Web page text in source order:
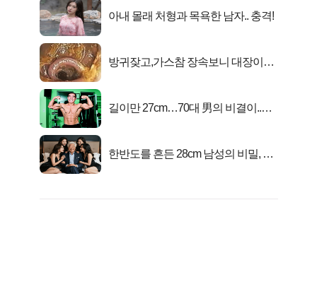
아내 몰래 처형과 목욕한 남자.. 충격!
방귀잦고,가스참 장속보니 대장이아
길이만 27cm…70대 男의 비결이..충
한반도를 흔든 28cm 남성의 비밀, 매